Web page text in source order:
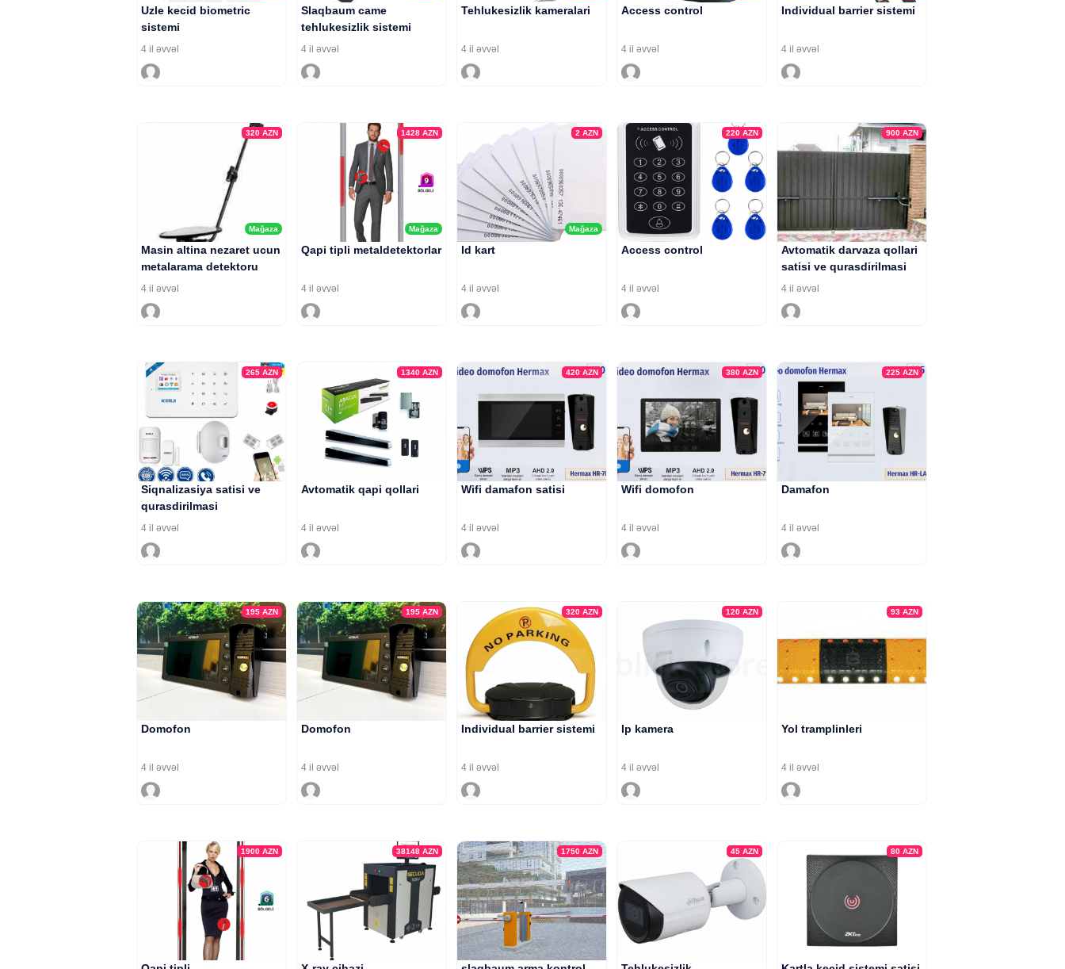
Uzle kecid biometric
sistemi
4 il əvvəl
Slaqbaum came
tehlukesizlik sistemi
4 il əvvəl
Tehlukesizlik kameralari
4 il əvvəl
Access control
4 il əvvəl
Individual barrier sistemi
4 il əvvəl
Mağaza
320 AZN
Masin altina nezaret ucun
metalarama detektoru
4 il əvvəl
Mağaza
1428 AZN
Qapi tipli metaldetektorlar
4 il əvvəl
Mağaza
2 AZN
Id kart
4 il əvvəl
220 AZN
Access control
4 il əvvəl
900 AZN
Avtomatik darvaza qollari
satisi ve qurasdirilmasi
4 il əvvəl
265 AZN
Siqnalizasiya satisi ve
qurasdirilmasi
4 il əvvəl
1340 AZN
Avtomatik qapi qollari
4 il əvvəl
420 AZN
Wifi damafon satisi
4 il əvvəl
380 AZN
Wifi domofon
4 il əvvəl
225 AZN
Damafon
4 il əvvəl
195 AZN
Domofon
4 il əvvəl
195 AZN
Domofon
4 il əvvəl
320 AZN
Individual barrier sistemi
4 il əvvəl
120 AZN
Ip kamera
4 il əvvəl
93 AZN
Yol tramplinleri
4 il əvvəl
1900 AZN 38148 AZN 1750 AZN 45 AZN 80 AZN